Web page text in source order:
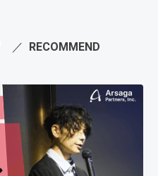
／ RECOMMEND